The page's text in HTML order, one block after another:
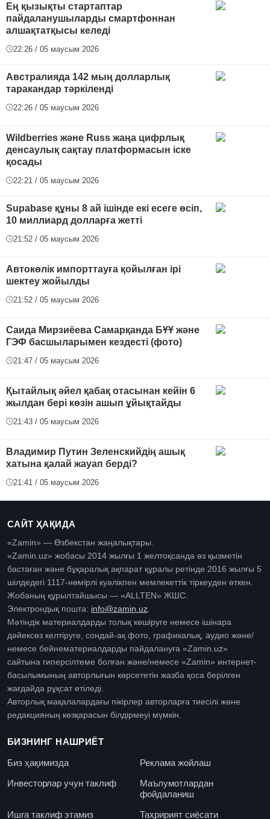
Ең қызықты стартаптар
пайдаланушыларды смартфоннан
алшақтатқысы келеді
22:26 / 05 маусым 2026
Австралияда 142 мың долларлық
таракандар тәркіленді
22:26 / 05 маусым 2026
Wildberries және Russ жаңа цифрлық
денсаулық сақтау платформасын іске
қосады
22:21 / 05 маусым 2026
Supabase құны 8 ай ішінде екі есеге өсіп,
10 миллиард долларға жетті
21:52 / 05 маусым 2026
Автокөлік импорттауға қойылған ірі
шектеу жойылды
21:52 / 05 маусым 2026
Саида Мирзиёева Самарқанда БҰҰ және
ГЭФ басшыларымен кездесті (фото)
21:47 / 05 маусым 2026
Қытайлық әйел қабақ отасынан кейін 6
жылдан бері көзін ашып ұйықтайды
21:43 / 05 маусым 2026
Владимир Путин Зеленскийдің ашық
хатына қалай жауап берді?
21:41 / 05 маусым 2026
САЙТ ҲАҚИДА
«Zamin» — Өзбекстан жаңалықтары.
«Zamin.uz» жобасы 2014 жылғы 1 желтоқсанда өз қызметін
бастаған және бұқаралық ақпарат құралы ретінде 2016 жылғы 5
шілдедегі 1117-нөмірлі куәлікпен мемлекеттік тіркеуден өткен.
Жобаның құрылтайшысы — «ALLTEN» ЖШС.
Электрондық пошта: info@zamin.uz
Мәтіндік материалдарды толық көшіруге немесе ішінара
дәйексөз келтіруге, сондай-ақ фото, графикалық, аудио және/
немесе бейнематериалдарды пайдалануға «Zamin.uz»
сайтына гиперсілтеме болған және/немесе «Zamin» интернет-
басылымының авторлығын көрсететін жазба қоса берілген
жағдайда рұқсат етіледі.
Авторлық мақалалардағы пікірлер авторларға тиесілі және
редакцияның көзқарасын білдірмеуі мүмкін.
БИЗНИНГ НАШРИЁТ
Биз ҳақимизда
Реклама жойлаш
Инвесторлар учун таклиф
Маълумотлардан
фойдаланиш
Ишга таклиф этамиз
Таҳририят сиёсати